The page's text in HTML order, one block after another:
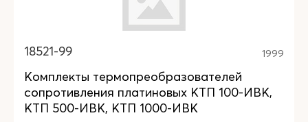
18521-99 1999
Комплекты термопреобразователей
сопротивления платиновых КТП 100-ИВК,
КТП 500-ИВК, КТП 1000-ИВК